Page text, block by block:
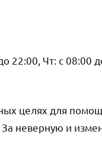
22:00, Чт: с 08:00
целях для
неверную и